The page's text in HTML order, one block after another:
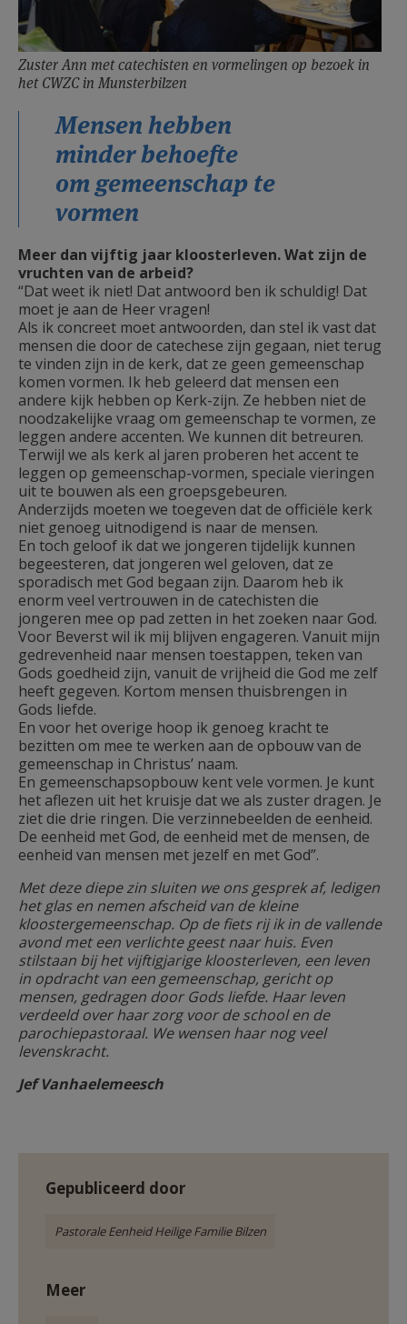
Zuster Ann met catechisten en vormelingen op bezoek in
het CWZC in Munsterbilzen
Mensen hebben
minder behoefte
om gemeenschap te
vormen
Meer dan vijftig jaar kloosterleven. Wat zijn de
vruchten van de arbeid?
“Dat weet ik niet! Dat antwoord ben ik schuldig! Dat
moet je aan de Heer vragen!
Als ik concreet moet antwoorden, dan stel ik vast dat
mensen die door de catechese zijn gegaan, niet terug
te vinden zijn in de kerk, dat ze geen gemeenschap
komen vormen. Ik heb geleerd dat mensen een
andere kijk hebben op Kerk-zijn. Ze hebben niet de
noodzakelijke vraag om gemeenschap te vormen, ze
leggen andere accenten. We kunnen dit betreuren.
Terwijl we als kerk al jaren proberen het accent te
leggen op gemeenschap-vormen, speciale vieringen
uit te bouwen als een groepsgebeuren.
Anderzijds moeten we toegeven dat de officiële kerk
niet genoeg uitnodigend is naar de mensen.
En toch geloof ik dat we jongeren tijdelijk kunnen
begeesteren, dat jongeren wel geloven, dat ze
sporadisch met God begaan zijn. Daarom heb ik
enorm veel vertrouwen in de catechisten die
jongeren mee op pad zetten in het zoeken naar God.
Voor Beverst wil ik mij blijven engageren. Vanuit mijn
gedrevenheid naar mensen toestappen, teken van
Gods goedheid zijn, vanuit de vrijheid die God me zelf
heeft gegeven. Kortom mensen thuisbrengen in
Gods liefde.
En voor het overige hoop ik genoeg kracht te
bezitten om mee te werken aan de opbouw van de
gemeenschap in Christus’ naam.
En gemeenschapsopbouw kent vele vormen. Je kunt
het aflezen uit het kruisje dat we als zuster dragen. Je
ziet die drie ringen. Die verzinnebeelden de eenheid.
De eenheid met God, de eenheid met de mensen, de
eenheid van mensen met jezelf en met God”.
Met deze diepe zin sluiten we ons gesprek af, ledigen
het glas en nemen afscheid van de kleine
kloostergemeenschap. Op de fiets rij ik in de vallende
avond met een verlichte geest naar huis. Even
stilstaan bij het vijftigjarige kloosterleven, een leven
in opdracht van een gemeenschap, gericht op
mensen, gedragen door Gods liefde. Haar leven
verdeeld over haar zorg voor de school en de
parochiepastoraal. We wensen haar nog veel
levenskracht.
Jef Vanhaelemeesch
Gepubliceerd door
Pastorale Eenheid Heilige Familie Bilzen
Meer